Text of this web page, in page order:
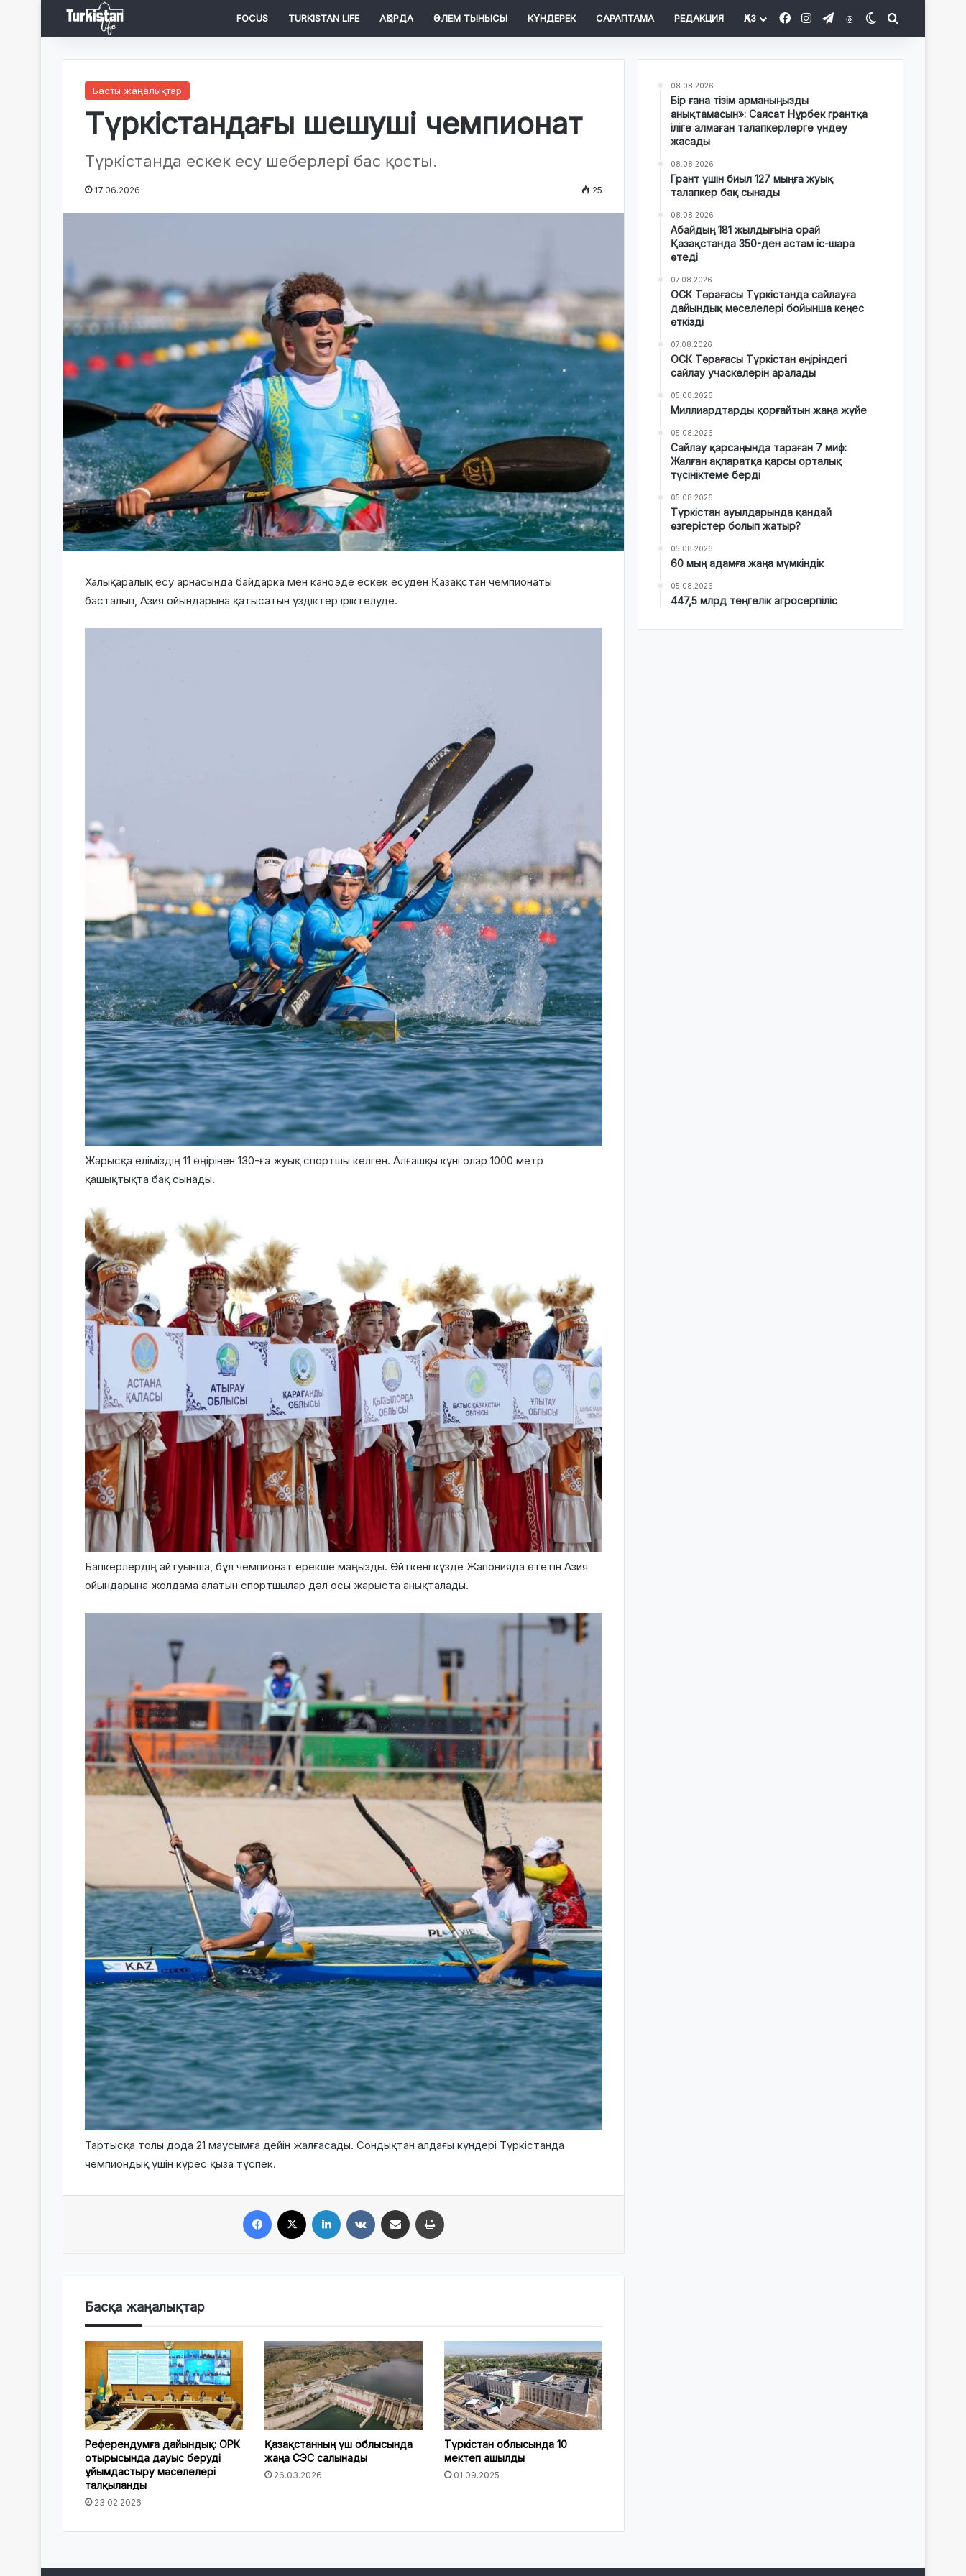
FOCUS TURKISTAN LIFE АҚОРДА ӘЛЕМ ТЫНЫСЫ КҮНДЕРЕК САРАПТАМА РЕДАКЦИЯ ҚАЗ FacebookInstagram
TelegramThreadsSwitch skin
Басты жаңалықтар
Түркістандағы шешуші чемпионат
Түркістанда ескек есу шеберлері бас қосты.
17.06.2026 25
Халықаралық есу арнасында байдарка мен каноэде ескек есуден Қазақстан чемпионаты
басталып, Азия ойындарына қатысатын үздіктер іріктелуде.
Жарысқа еліміздің 11 өңірінен 130-ға жуық спортшы келген. Алғашқы күні олар 1000 метр
қашықтықта бақ сынады.
Бапкерлердің айтуынша, бұл чемпионат ерекше маңызды. Өйткені күзде Жапонияда өтетін Азия
ойындарына жолдама алатын спортшылар дәл осы жарыста анықталады.
Тартысқа толы дода 21 маусымға дейін жалғасады. Сондықтан алдағы күндері Түркістанда
чемпиондық үшін күрес қыза түспек.
Басқа жаңалықтар
Референдумға дайындық: ОРК
отырысында дауыс беруді
ұйымдастыру мәселелері
талқыланды
23.02.2026
Қазақстанның үш облысында
жаңа СЭС салынады
26.03.2026
Түркістан облысында 10
мектеп ашылды
01.09.2025
08.08.2026
Бір ғана тізім арманыңызды
анықтамасын»: Саясат Нұрбек грантқа
іліге алмаған талапкерлерге үндеу
жасады
08.08.2026
Грант үшін биыл 127 мыңға жуық
талапкер бақ сынады
08.08.2026
Абайдың 181 жылдығына орай
Қазақстанда 350-ден астам іс-шара
өтеді
07.08.2026
ОСК Төрағасы Түркістанда сайлауға
дайындық мәселелері бойынша кеңес
өткізді
07.08.2026
ОСК Төрағасы Түркістан өңіріндегі
сайлау учаскелерін аралады
05.08.2026
Миллиардтарды қорғайтын жаңа жүйе
05.08.2026
Сайлау қарсаңында тараған 7 миф:
Жалған ақпаратқа қарсы орталық
түсініктеме берді
05.08.2026
Түркістан ауылдарында қандай
өзгерістер болып жатыр?
05.08.2026
60 мың адамға жаңа мүмкіндік
05.08.2026
447,5 млрд теңгелік агросерпіліс